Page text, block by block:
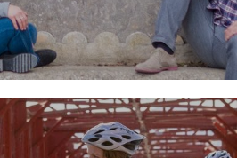
LIRE LA SUITE